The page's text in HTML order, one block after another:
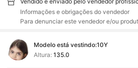
Informações e obrigações do vendedor
Para denunciar este vendedor e/ou
Modelo está vestindo:10Y
Altura: 135.0